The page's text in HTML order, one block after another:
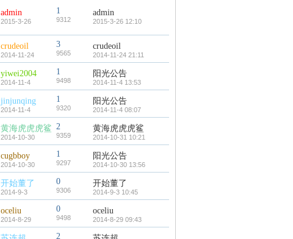
admin
2015-3-26
1
9312
admin
2015-3-26 12:10
crudeoil
2014-11-24
3
9565
crudeoil
2014-11-24 21:11
yiwei2004
2014-11-4
1
9498
阳光公告
2014-11-4 13:53
jinjunqing
2014-11-4
1
9320
阳光公告
2014-11-4 08:07
黄海虎虎虎鲨
2014-10-30
2
9359
黄海虎虎虎鲨
2014-10-31 10:21
cugbboy
2014-10-30
1
9297
阳光公告
2014-10-30 13:56
开始董了
2014-9-3
0
9306
开始董了
2014-9-3 10:45
oceliu
2014-8-29
0
9498
oceliu
2014-8-29 09:43
2